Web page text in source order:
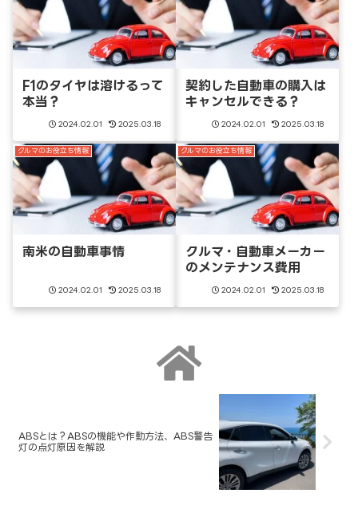
F1のタイヤは溶けるって
本当？
2024.02.01 2025.03.18
契約した自動車の購入は
キャンセルできる？
2024.02.01 2025.03.18
クルマのお役立ち情報
南米の自動車事情
2024.02.01 2025.03.18
クルマのお役立ち情報
クルマ・自動車メーカー
のメンテナンス費用
2024.02.01 2025.03.18
ABSとは？ABSの機能や作動方法、ABS警告
灯の点灯原因を解説